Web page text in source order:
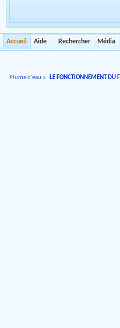
Accueil Aide Rechercher Média
Plume d'eau » LE FONCTIONNEMENT DU